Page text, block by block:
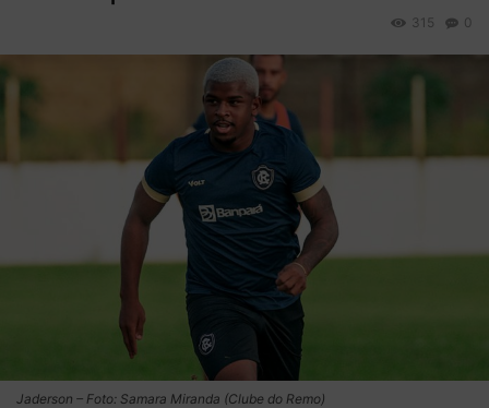
0
315
Jaderson – Foto: Samara Miranda (Clube do Remo)